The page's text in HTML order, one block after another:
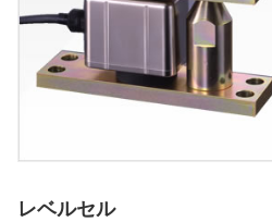
LPG充填システム
ロードセル
半導体/HD検査装置
選別・計測・監視システム
レベルセル